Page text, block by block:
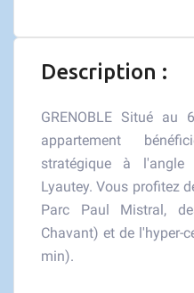
Description :
GRENOBLE Situé
appartement
stratégique à l'angle
Lyautey. Vous profitez
Parc Paul Mistral,
Chavant) et de l'hyper-
min).